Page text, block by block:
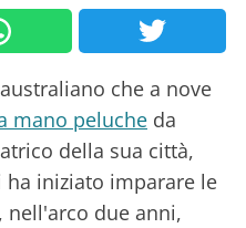
che a nove
mano peluche da
della sua città,
ha iniziato imparare le
due anni,